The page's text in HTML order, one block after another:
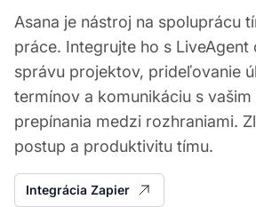
Asana je nástroj na spoluprácu
práce. Integrujte ho s LiveAgent
správu projektov, prideľovanie
termínov a komunikáciu s
prepínania medzi rozhraniami.
postup a produktivitu tímu.
Integrácia Zapier